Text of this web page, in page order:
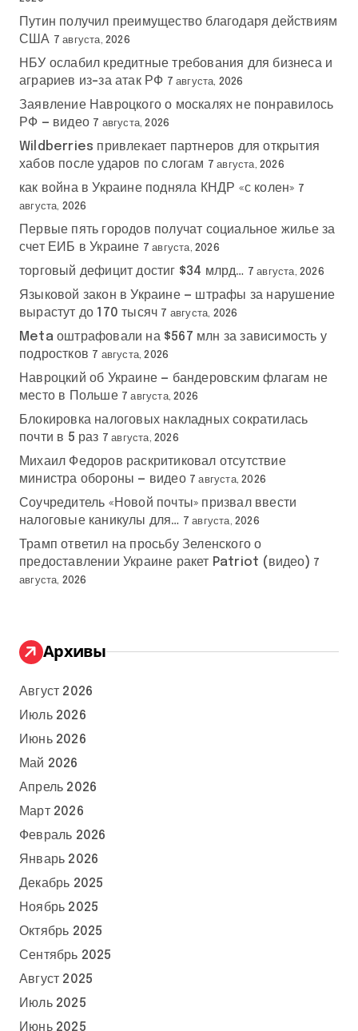
Путин получил преимущество благодаря действиям
США 7 августа, 2026
НБУ ослабил кредитные требования для бизнеса и
аграриев из-за атак РФ 7 августа, 2026
Заявление Навроцкого о москалях не понравилось
РФ — видео 7 августа, 2026
Wildberries привлекает партнеров для открытия
хабов после ударов по слогам 7 августа, 2026
как война в Украине подняла КНДР «с колен» 7
августа, 2026
Первые пять городов получат социальное жилье за
счет ЕИБ в Украине 7 августа, 2026
торговый дефицит достиг $34 млрд… 7 августа, 2026
Языковой закон в Украине — штрафы за нарушение
вырастут до 170 тысяч 7 августа, 2026
Meta оштрафовали на $567 млн за зависимость у
подростков 7 августа, 2026
Навроцкий об Украине — бандеровским флагам не
место в Польше 7 августа, 2026
Блокировка налоговых накладных сократилась
почти в 5 раз 7 августа, 2026
Михаил Федоров раскритиковал отсутствие
министра обороны — видео 7 августа, 2026
Соучредитель «Новой почты» призвал ввести
налоговые каникулы для… 7 августа, 2026
Трамп ответил на просьбу Зеленского о
предоставлении Украине ракет Patriot (видео) 7
августа, 2026
Архивы
Август 2026
Июль 2026
Июнь 2026
Май 2026
Апрель 2026
Март 2026
Февраль 2026
Январь 2026
Декабрь 2025
Ноябрь 2025
Октябрь 2025
Сентябрь 2025
Август 2025
Июль 2025
Июнь 2025